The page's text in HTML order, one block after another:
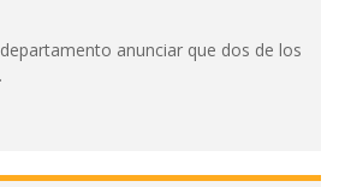
anunciar que dos de los